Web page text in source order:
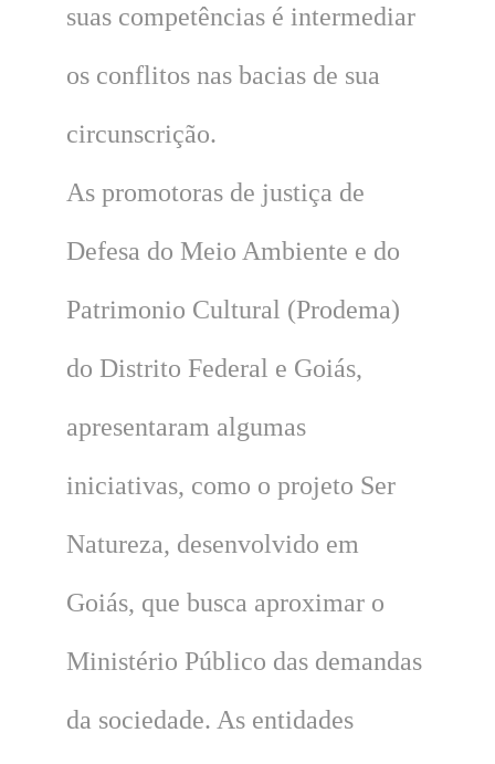
suas competências é intermediar
os conflitos nas bacias de sua
circunscrição.
As promotoras de justiça de
Defesa do Meio Ambiente e do
Patrimonio Cultural (Prodema)
do Distrito Federal e Goiás,
apresentaram algumas
iniciativas, como o projeto Ser
Natureza, desenvolvido em
Goiás, que busca aproximar o
Ministério Público das demandas
da sociedade. As entidades